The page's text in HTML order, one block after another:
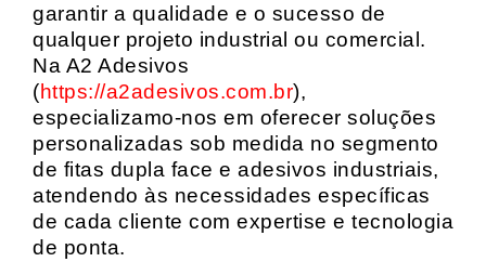
garantir a qualidade e o sucesso de
qualquer projeto industrial ou comercial.
Na A2 Adesivos
(https://a2adesivos.com.br),
especializamo-nos em oferecer soluções
personalizadas sob medida no segmento
de fitas dupla face e adesivos industriais,
atendendo às necessidades específicas
de cada cliente com expertise e tecnologia
de ponta.